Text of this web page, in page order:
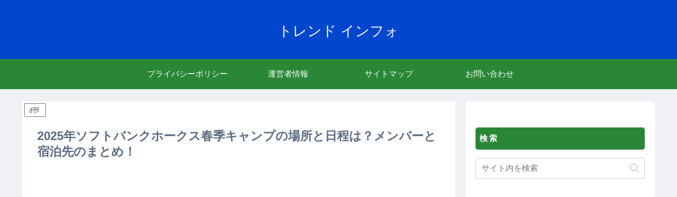
トレンド インフォ
プライバシーポリシー 運営者情報 サイトマップ お問い合わせ
PR
2025年ソフトバンクホークス春季キャンプの場所と日程は？メンバーと
宿泊先のまとめ！
検索